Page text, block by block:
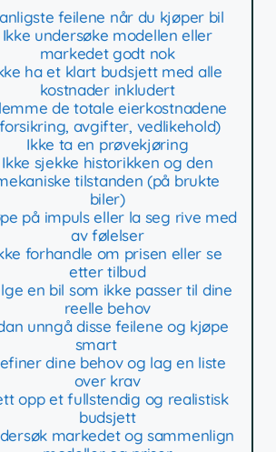
feilene når du kjøper bil
Ikke undersøke modellen eller
markedet godt nok
ha et klart budsjett med alle
kostnader inkludert
de totale eierkostnadene
avgifter, vedlikehold)
Ikke ta en prøvekjøring
Ikke sjekke historikken og den
tilstanden (på brukte
biler)
på impuls eller la seg rive med
av følelser
forhandle om prisen eller se
etter tilbud
en bil som ikke passer til dine
reelle behov
unngå disse feilene og kjøpe
smart
dine behov og lag en liste
over krav
opp et fullstendig og realistisk
budsjett
markedet og sammenlign